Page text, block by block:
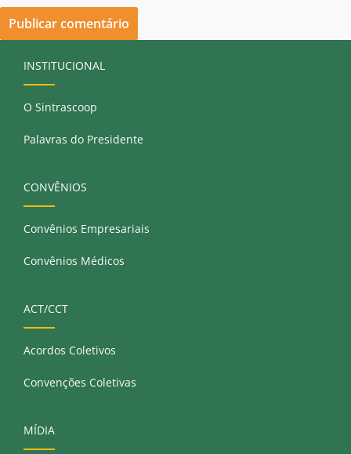
INSTITUCIONAL
O Sintrascoop
Palavras do Presidente
CONVÊNIOS
Convênios Empresariais
Convênios Médicos
ACT/CCT
Acordos Coletivos
Convenções Coletivas
MÍDIA